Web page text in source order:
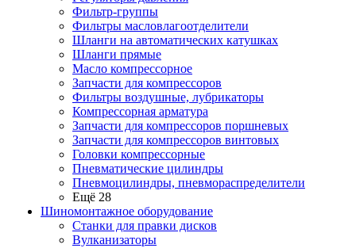
Фильтр-группы
Фильтры масловлагоотделители
Шланги на автоматических катушках
Шланги прямые
Масло компрессорное
Запчасти для компрессоров
Фильтры воздушные, лубрикаторы
Компрессорная арматура
Запчасти для компрессоров поршневых
Запчасти для компрессоров винтовых
Головки компрессорные
Пневматические цилиндры
Пневмоцилиндры, пневмораспределители
Ещё 28
Шиномонтажное оборудование
Станки для правки дисков
Вулканизаторы